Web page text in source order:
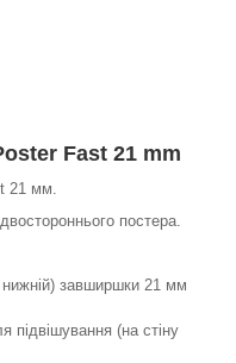
Fast 21 mm
21 мм.
постера.
нижній) завширшки 21 мм
підвішування (на стіну